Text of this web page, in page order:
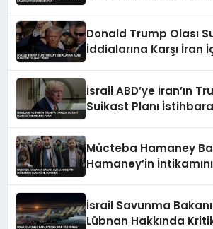
Donald Trump Olası
İddialarına Karşı İran
İsrail ABD’ye İran’ın
Suikast Planı
Mücteba Hamaney
Hamaney’in
İsrail Savunma
Lübnan Hakkında